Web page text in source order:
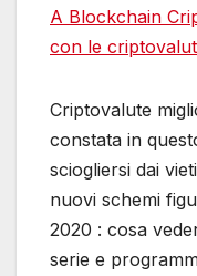
A Blockchain
con le
Criptovalute
constata in
sciogliersi dai
nuovi schemi
2020 : cosa
serie e